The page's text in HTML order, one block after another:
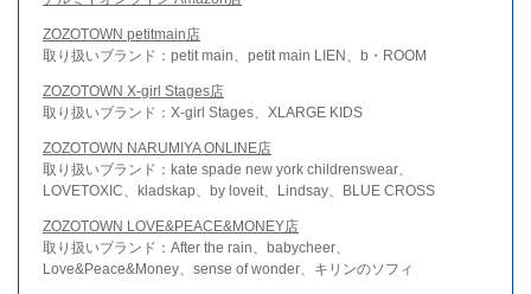
ZOZOTOWN petitmain店
取り扱いブランド：petit main、petit main LIEN、b・ROOM
ZOZOTOWN X-girl Stages店
取り扱いブランド：X-girl Stages、XLARGE KIDS
ZOZOTOWN NARUMIYA ONLINE店
取り扱いブランド：kate spade new york childrenswear、
LOVETOXIC、kladskap、by loveit、Lindsay、BLUE CROSS
ZOZOTOWN LOVE&PEACE&MONEY店
取り扱いブランド：After the rain、babycheer、
Love&Peace&Money、sense of wonder、キリンのソフィ